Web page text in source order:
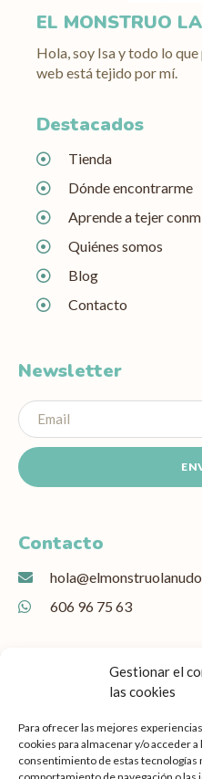
Gestionar el
las cookies
Para ofrecer las mejores
cookies para almacenar y/o acceder
consentimiento de estas
EL MONSTRUO
Hola, soy Isa y todo lo
web está tejido por mí.
Destacados
Tienda
Dónde encontrarme
Aprende a tejer
Quiénes somos
Blog
Contacto
Newsletter
Contacto
606 96 75 63